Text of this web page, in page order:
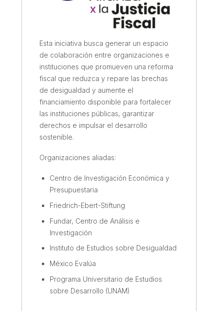
Esta iniciativa busca generar un espacio
de colaboración entre organizaciones e
instituciones que promueven una reforma
fiscal que reduzca y repare las brechas
de desigualdad y aumente el
financiamiento disponible para fortalecer
las instituciones públicas, garantizar
derechos e impulsar el desarrollo
sostenible.
Organizaciones aliadas:
Centro de Investigación Económica y
Presupuestaria
Friedrich-Ebert-Stiftung
Fundar, Centro de Análisis e
Investigación
Instituto de Estudios sobre Desigualdad
México Evalúa
Programa Universitario de Estudios
sobre Desarrollo (UNAM)